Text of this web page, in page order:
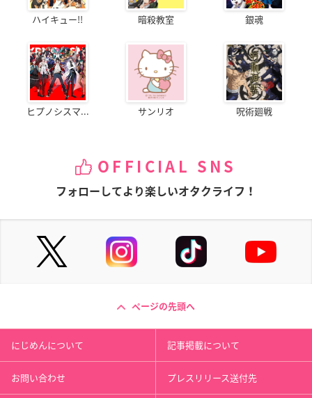
ハイキュー!! 暗殺教室 銀魂
ヒプノシスマ... サンリオ 呪術廻戦
OFFICIAL SNS
フォローしてより楽しいオタクライフ！
ページの先頭へ
にじめんについて 記事掲載について
お問い合わせ プレスリリース送付先